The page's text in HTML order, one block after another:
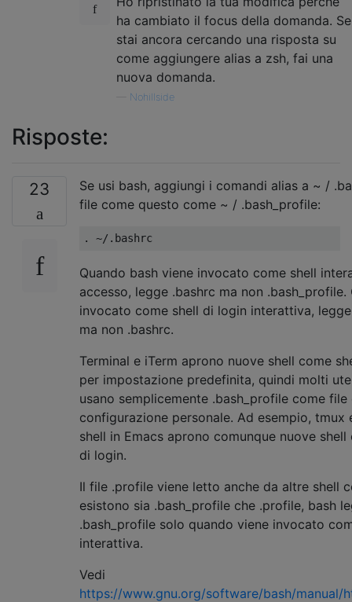
ha cambiato il focus della domanda. Se
stai ancora cercando una risposta su
come aggiungere alias a zsh, fai una
nuova domanda.
Nohillside
Risposte:
23
Se usi bash, aggiungi i comandi alias a ~ /
file come questo come ~ / .bash_profile:
. ~/. bashrc
Quando bash viene invocato come shell
accesso, legge .bashrc ma non .bash_profile.
invocato come shell di login interattiva,
ma non .bashrc.
Terminal e iTerm aprono nuove shell come
per impostazione predefinita, quindi molti
usano semplicemente .bash_profile come file
configurazione personale. Ad esempio, tmux
shell in Emacs aprono comunque nuove shell
di login.
Il file .profile viene letto anche da altre shell
esistono sia .bash_profile che .profile, bash
.bash_profile solo quando viene invocato
interattiva.
Vedi
https://www.gnu.org/software/bash/manual/